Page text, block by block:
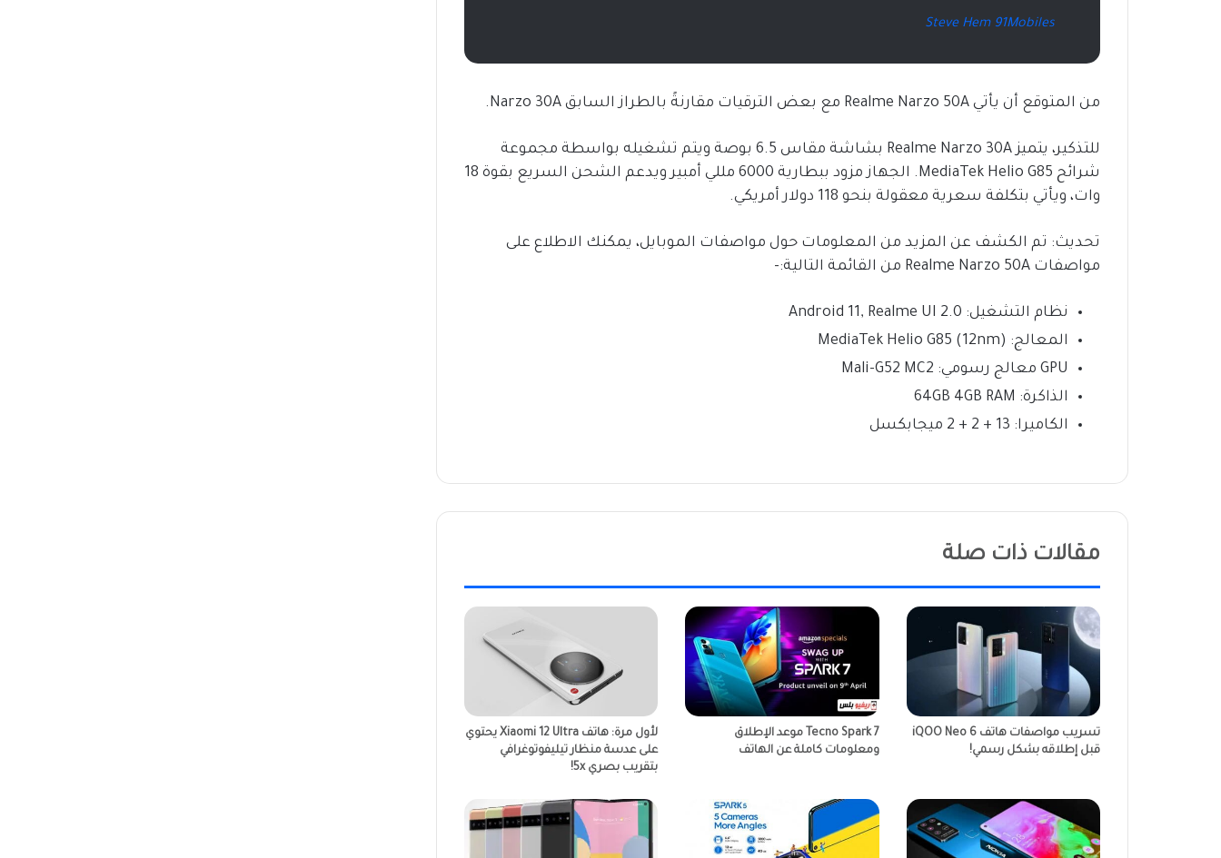
Steve Hem 91Mobiles
من المتوقع أن يأتي Realme Narzo 50A مع بعض الترقيات مقارنةً بالطراز السابق Narzo 30A.
للتذكير، يتميز Realme Narzo 30A بشاشة مقاس 6.5 بوصة ويتم تشغيله بواسطة مجموعة
شرائح MediaTek Helio G85. الجهاز مزود ببطارية 6000 مللي أمبير ويدعم الشحن السريع بقوة 18
وات، ويأتي بتكلفة سعرية معقولة بنحو 118 دولار أمريكي.
تحديث: تم الكشف عن المزيد من المعلومات حول مواصفات الموبايل، يمكنك الاطلاع على
مواصفات Realme Narzo 50A من القائمة التالية:-
نظام التشغيل: Android 11, Realme UI 2.0
المعالج: MediaTek Helio G85 (12nm)
GPU معالج رسومي: Mali-G52 MC2
الذاكرة: 64GB 4GB RAM
الكاميرا: 13 + 2 + 2 ميجابكسل
مقالات ذات صلة
تسريب مواصفات هاتف iQOO Neo 6
قبل إطلاقه بشكل رسمي!
Tecno Spark 7 موعد الإطلاق
ومعلومات كاملة عن الهاتف
لأول مرة: هاتف Xiaomi 12 Ultra يحتوي
على عدسة منظار تيليفوتوغرافي
بتقريب بصري 5x!